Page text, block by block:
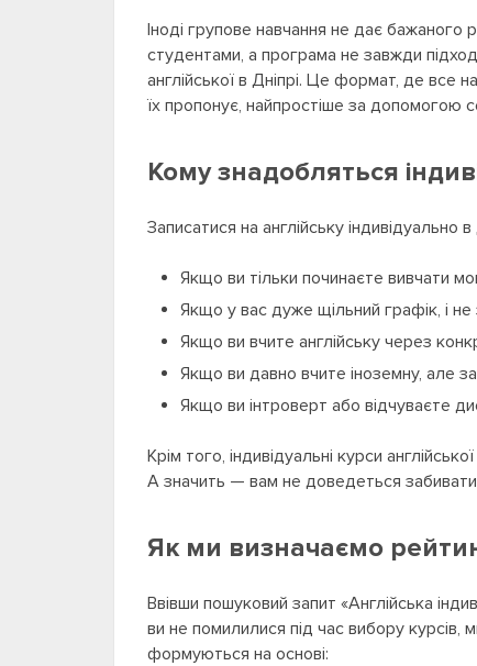
Іноді групове навчання не дає бажаного
студентами, а програма не завжди
англійської в Дніпрі. Це формат, де все
їх пропонує, найпростіше за допомогою
Кому знадобляться
Записатися на англійську
Якщо ви тільки починаєте вивчати
Якщо у вас дуже щільний графік, і не
Якщо ви вчите англійську через
Якщо ви давно вчите іноземну, але
Якщо ви інтроверт або відчуваєте
Крім того, індивідуальні курси
А значить — вам не доведеться
Як ми визначаємо
Ввівши пошуковий запит «Англійська
ви не помилилися під час вибору курсів,
формуються на основі: